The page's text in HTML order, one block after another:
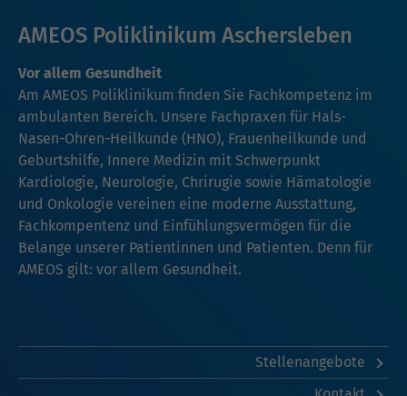
AMEOS Poliklinikum Aschersleben
Vor allem Gesundheit
Am AMEOS Poliklinikum finden Sie Fachkompetenz im
ambulanten Bereich. Unsere Fachpraxen für Hals-
Nasen-Ohren-Heilkunde (HNO), Frauenheilkunde und
Geburtshilfe, Innere Medizin mit Schwerpunkt
Kardiologie, Neurologie, Chrirugie sowie Hämatologie
und Onkologie vereinen eine moderne Ausstattung,
Fachkompentenz und Einfühlungsvermögen für die
Belange unserer Patientinnen und Patienten. Denn für
AMEOS gilt: vor allem Gesundheit.
Stellenangebote